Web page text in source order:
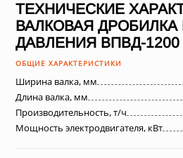
ТЕХНИЧЕСКИЕ
ВАЛКОВАЯ
ДАВЛЕНИЯ ВПВД-1200
ОБЩИЕ ХАРАКТЕРИСТИКИ
Ширина валка, мм
Длина валка, мм
Производительность, т/ч
Мощность электродвигателя, кВт